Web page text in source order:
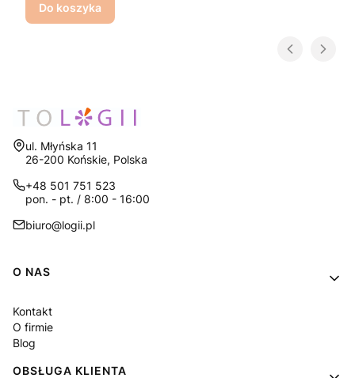
Do koszyka
Adres:
ul. Młyńska 11
26-200 Końskie, Polska
+48 501 751 523
pon. - pt. / 8:00 - 16:00
biuro@logii.pl
Linki w stopce
O NAS
Kontakt
O firmie
Blog
OBSŁUGA KLIENTA